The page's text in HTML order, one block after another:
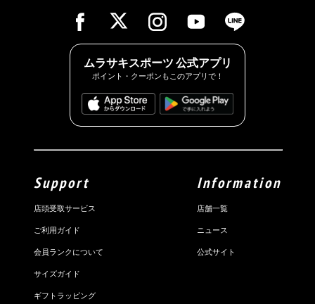
ムラサキスポーツ 公式アプリ
ポイント・クーポンもこのアプリで！
Support
店頭受取サービス
ご利用ガイド
会員ランクについて
サイズガイド
ギフトラッピング
Information
店舗一覧
ニュース
公式サイト